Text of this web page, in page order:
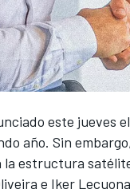
este jueves
año. Sin
la estructura
e Iker